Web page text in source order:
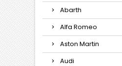
Abarth
Alfa Romeo
Aston Martin
Audi